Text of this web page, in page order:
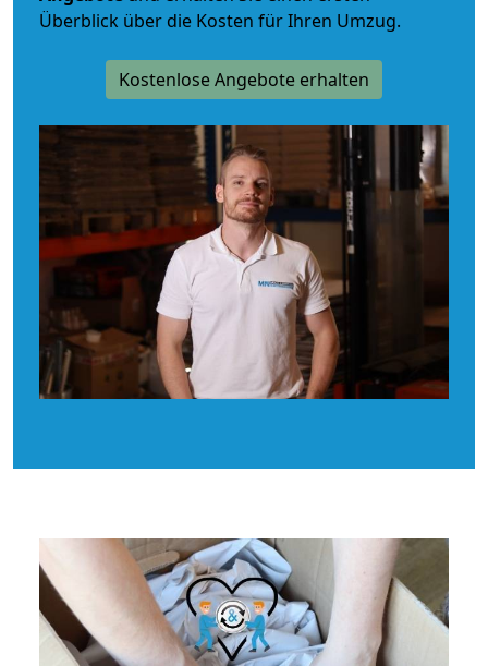
Überblick über die Kosten für Ihren Umzug.
Kostenlose Angebote erhalten